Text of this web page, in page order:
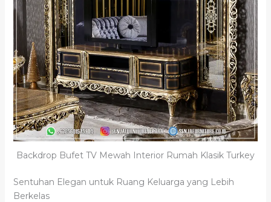
Backdrop Bufet TV Mewah Interior Rumah Klasik Turkey
Sentuhan Elegan untuk Ruang Keluarga yang Lebih
Berkelas